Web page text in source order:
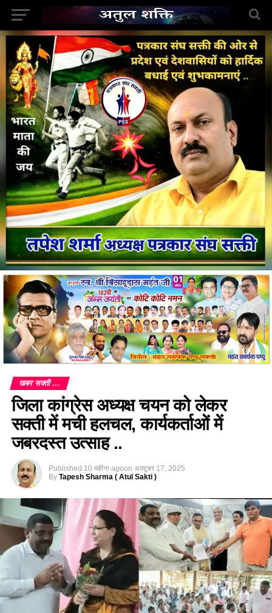
खबर सक्ती ...
जिला कांग्रेस अध्यक्ष चयन को लेकर
सक्ती में मची हलचल, कार्यकर्ताओं में
जबरदस्त उत्साह ..
Published 10 महीना agoon अक्टूबर 17, 2025
By Tapesh Sharma ( Atul Sakti )